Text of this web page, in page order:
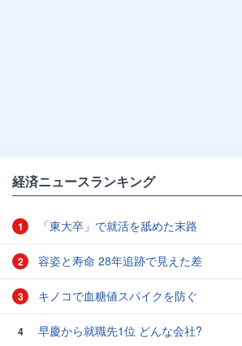
経済ニュースランキング
1 「東大卒」で就活を舐めた末路
2 容姿と寿命 28年追跡で見えた差
3 キノコで血糖値スパイクを防ぐ
4 早慶から就職先1位 どんな会社?